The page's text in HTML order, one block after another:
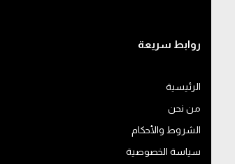
روابط سريعة
الرئيسية
من نحن
الشروط والأحكام
سياسة الخصوصية